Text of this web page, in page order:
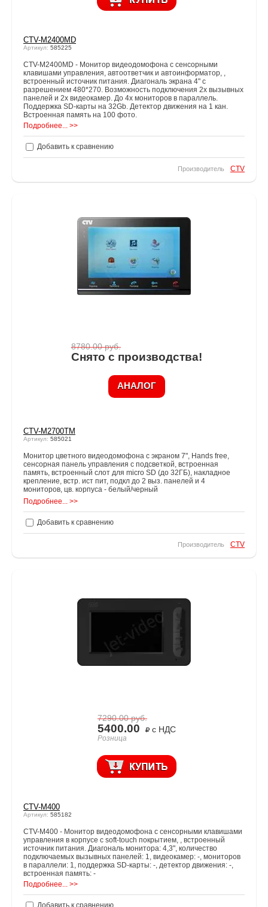
CTV-M2400MD
Артикул: 585225
CTV-M2400MD - Монитор видеодомофона с сенсорными
клавишами управления, автоответчик и автоинформатор, ,
встроенный источник питания. Диагональ экрана 4" с
разрешением 480*270. Возможность подключения 2х вызывных
панелей и 2х видеокамер. До 4х мониторов в параллель.
Поддержка SD-карты на 32Gb. Детектор движения на 1 кан.
Встроенная память на 100 фото.
Подробнее... >>
Добавить к сравнению
Производитель CTV
8780.00руб.
Снято с производства!
АНАЛОГ
CTV-M2700TM
Артикул: 585021
Монитор цветного видеодомофона с экраном 7", Hands free,
cенсорная панель управления с подсветкой, встроенная
память, встроенный слот для micro SD (до 32ГБ), накладное
крепление, встр. ист пит, подкл до 2 выз. панелей и 4
мониторов, цв. корпуса - белый/черный
Подробнее... >>
Добавить к сравнению
Производитель CTV
7290.00руб.
5400.00 с НДС
Розница
CTV-M400
Артикул: 585182
CTV-M400 - Монитор видеодомофона с сенсорными клавишами
управления в корпусе с soft-touch покрытием, , встроенный
источник питания. Диагональ монитора: 4,3", количество
подключаемых вызывных панелей: 1, видеокамер: -, мониторов
в параллели: 1, поддержка SD-карты: -, детектор движения: -,
встроенная память: -
Подробнее... >>
Добавить к сравнению